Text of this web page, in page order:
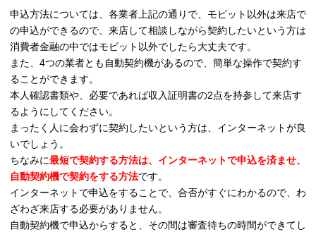
申込方法については、各業者上記の通りで、モビット以外は来店で
の申込ができるので、来店して相談しながら契約したいという方は
消費者金融の中ではモビット以外でしたら大丈夫です。
また、4つの業者とも自動契約機があるので、簡単な操作で契約す
ることができます。
本人確認書類や、必要であれば収入証明書の2点を持参して来店す
るようにしてください。
まったく人に会わずに契約したいという方は、インターネットが良
いでしょう。
ちなみに最短で契約する方法は、インターネットで申込を済ませ、
自動契約機で契約をする方法です。
インターネットで申込をすることで、合否がすぐにわかるので、わ
ざわざ来店する必要がありません。
自動契約機で申込からすると、その間は審査待ちの時間ができてし